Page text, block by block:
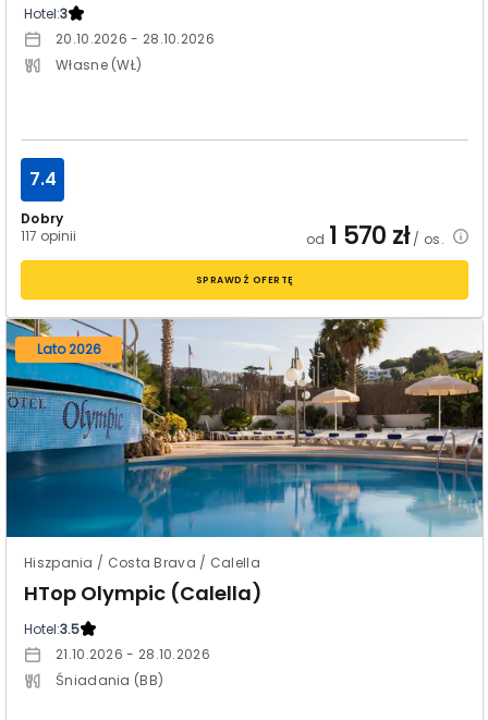
Hotel:3
20.10.2026 - 28.10.2026
Własne (WŁ)
Dobry
117 opinii
7.4
od 1 570 zł/ os.
SPRAWDŹ OFERTĘ
Lato 2026
Hiszpania / Costa Brava / Calella
HTop Olympic (Calella)
Hotel:3.5
21.10.2026 - 28.10.2026
Śniadania (BB)